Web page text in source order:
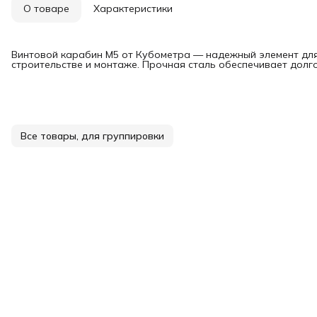
О товаре Характеристики
Винтовой карабин М5 от Кубометра — надежный элемент
строительстве и монтаже. Прочная сталь обеспечивает
Все товары, для группировки